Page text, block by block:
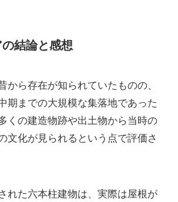
結論と感想
から存在が知られていたものの、
期までの大規模な集落地であった
くの建造物跡や出土物から当時の
文化が見られるという点で評価さ
れた六本柱建物は、実際は屋根が